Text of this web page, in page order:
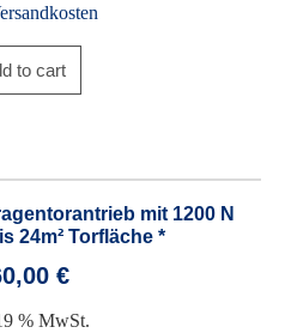
to cart
mit 1200 N
24m² Torfläche *
€
% MwSt.